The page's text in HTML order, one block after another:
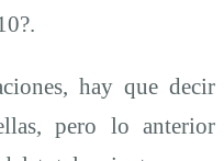
hay que decir
pero lo anterior